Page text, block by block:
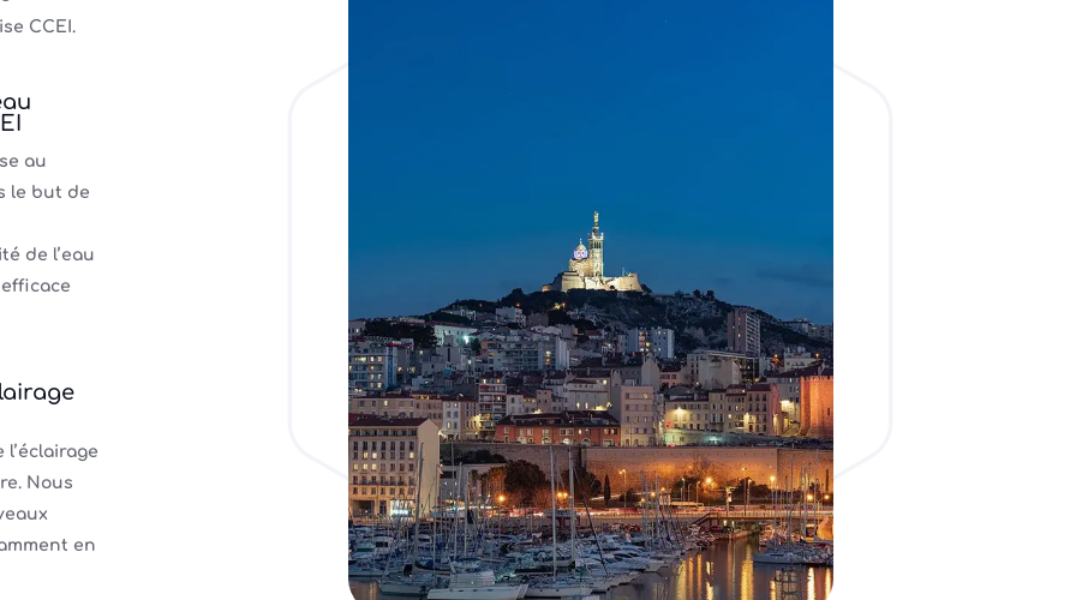
CCEI.
au
le but de
de l’eau
l’éclairage
Nous
en